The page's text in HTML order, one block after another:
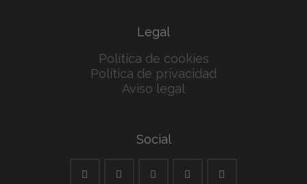
Legal
Política de cookies
Política de privacidad
Aviso legal
Social